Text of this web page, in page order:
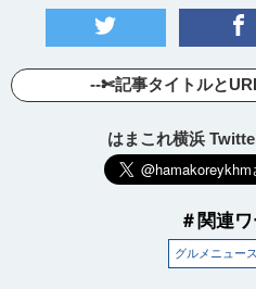
--✄記事タイトルと
はまこれ横浜
＃関連
グルメニュース